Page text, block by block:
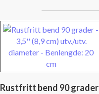
Rustfritt bend 90 grader